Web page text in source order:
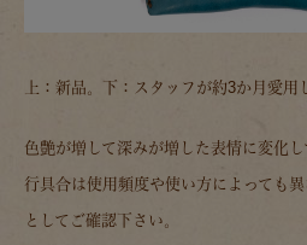
上：新品。下：スタッフが約3か月愛用
色艶が増して深みが増した表情に変化
行具合は使用頻度や使い方によっても
としてご確認下さい。